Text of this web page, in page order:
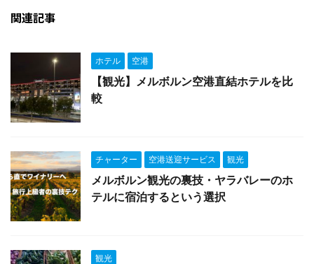
関連記事
ホテル 空港
【観光】メルボルン空港直結ホテルを比
較
チャーター 空港送迎サービス 観光
メルボルン観光の裏技・ヤラバレーのホ
テルに宿泊するという選択
観光